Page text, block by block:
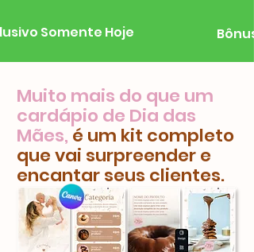
Somente Hoje
Muito mais do que um
cardápio de Dia das
Mães, é um kit completo
que vai surpreender e
encantar seus clientes.